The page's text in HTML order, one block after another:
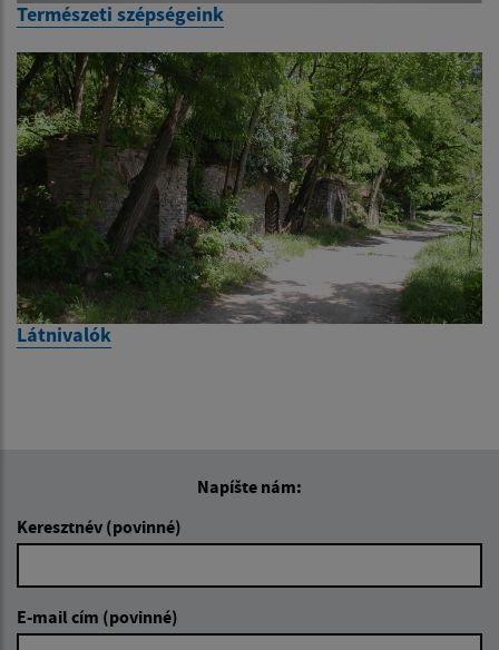
Természeti szépségeink
Látnivalók
Napíšte nám:
Keresztnév (povinné)
E-mail cím (povinné)